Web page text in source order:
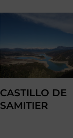
CASTILLO DE
SAMITIER